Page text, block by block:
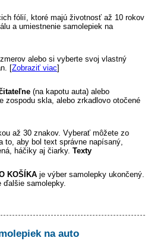
fólií, ktoré majú životnosť až 10 rokov
a umiestnenie samolepiek na
alebo si vyberte svoj vlastný
[Zobraziť viac]
(na kapotu auta) alebo
zospodu skla, alebo zrkadlovo otočené
až 30 znakov. Vyberať môžete zo
to, aby bol text správne napísaný,
háčiky aj čiarky. Texty
KOŠÍKA je výber samolepky ukončený.
samolepky.
na auto